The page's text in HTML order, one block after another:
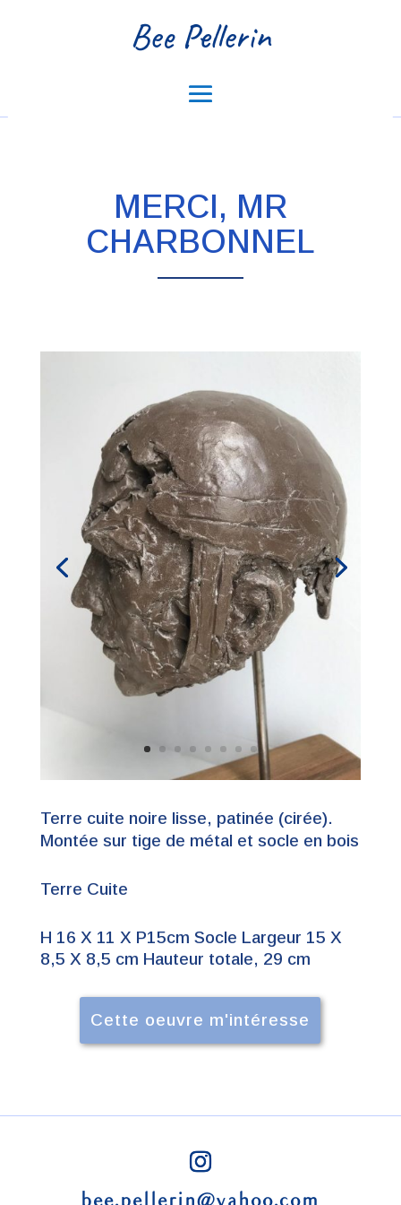
Bee Pellerin
MERCI, MR
CHARBONNEL
Terre cuite noire lisse, patinée (cirée).
Montée sur tige de métal et socle en bois
Terre Cuite
H 16 X 11 X P15cm Socle Largeur 15 X
8,5 X 8,5 cm Hauteur totale, 29 cm
Cette oeuvre m'intéresse